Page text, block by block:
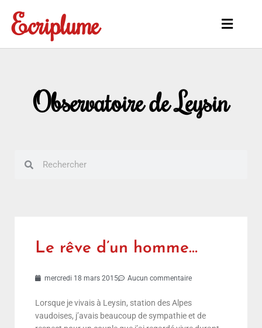
contenu
Ecriplume
Main
Observatoire de Leysin
Le rêve d’un homme…
mercredi 18 mars 2015 Aucun commentaire
Lorsque je vivais à Leysin, station des Alpes
vaudoises, j’avais beaucoup de sympathie et de